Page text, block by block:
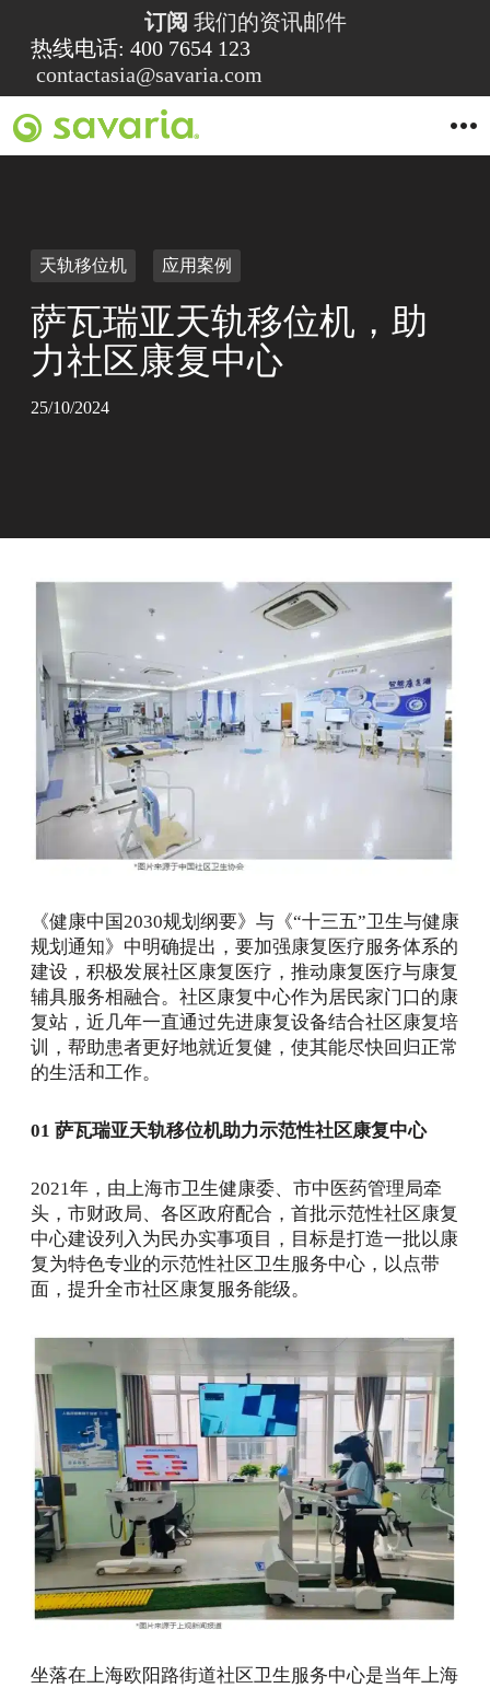
订阅 我们的资讯邮件
热线电话: 400 7654 123
contactasia@savaria.com
O
p
天轨移位机 应用案例
萨瓦瑞亚天轨移位机，助
力社区康复中心
25/10/2024
《健康中国2030规划纲要》与《“十三五”卫生与健康
规划通知》中明确提出，要加强康复医疗服务体系的
建设，积极发展社区康复医疗，推动康复医疗与康复
辅具服务相融合。社区康复中心作为居民家门口的康
复站，近几年一直通过先进康复设备结合社区康复培
训，帮助患者更好地就近复健，使其能尽快回归正常
的生活和工作。
01 萨瓦瑞亚天轨移位机助力示范性社区康复中心
2021年，由上海市卫生健康委、市中医药管理局牵
头，市财政局、各区政府配合，首批示范性社区康复
中心建设列入为民办实事项目，目标是打造一批以康
复为特色专业的示范性社区卫生服务中心，以点带
面，提升全市社区康复服务能级。
坐落在上海欧阳路街道社区卫生服务中心是当年上海